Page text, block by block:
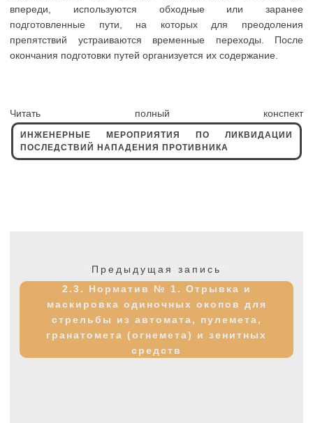
впереди, используются обходные или заранее
подготовленные пути, на которых для преодоления
препятствий устраиваются временные переходы. После
окончания подготовки путей организуется их содержание.
Читать полный конспект
ИНЖЕНЕРНЫЕ МЕРОПРИЯТИЯ ПО ЛИКВИДАЦИИ
ПОСЛЕДСТВИЙ НАПАДЕНИЯ ПРОТИВНИКА
Предыдущая запись
запись:
2.3. Норматив № 1. Отрывка и
маскировка одиночных окопов для
стрельбы из автомата, пулемета,
гранатомета (огнемета) и зенитных
средств